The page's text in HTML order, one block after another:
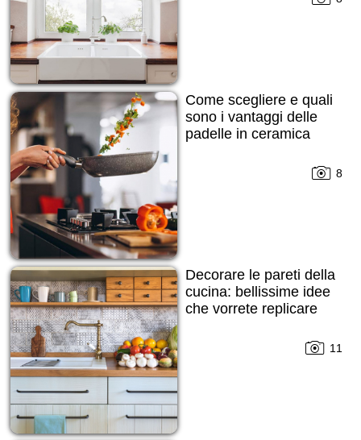
Come scegliere e quali
sono i vantaggi delle
padelle in ceramica
8
Decorare le pareti della
cucina: bellissime idee
che vorrete replicare
11